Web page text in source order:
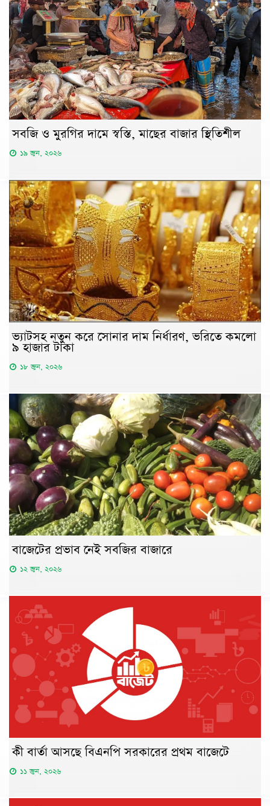
সবজি ও মুরগির দামে স্বস্তি, মাছের বাজার স্থিতিশীল
১৯ জুন, ২০২৬
ভ্যাটসহ নতুন করে সোনার দাম নির্ধারণ, ভরিতে কমলো
৯ হাজার টাকা
১৮ জুন, ২০২৬
বাজেটের প্রভাব নেই সবজির বাজারে
১২ জুন, ২০২৬
কী বার্তা আসছে বিএনপি সরকারের প্রথম বাজেটে
১১ জুন, ২০২৬